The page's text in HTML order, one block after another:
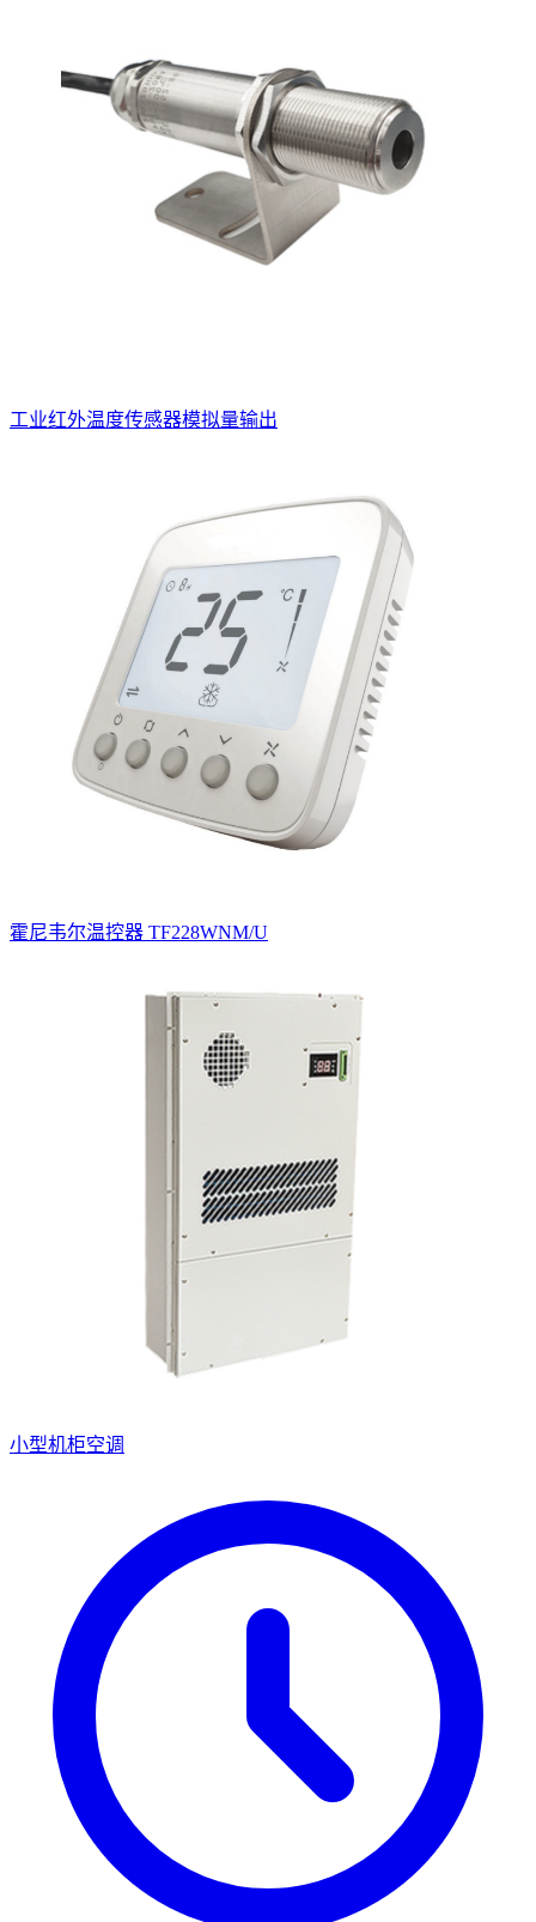
工业红外温度传感器模拟量输出
霍尼韦尔温控器 TF228WNM/U
小型机柜空调